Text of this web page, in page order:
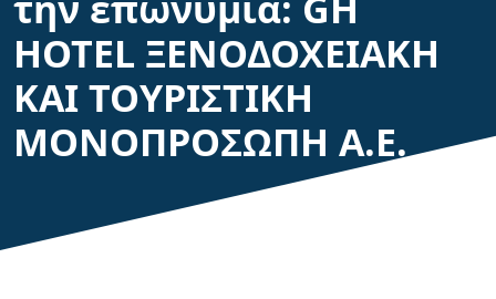
HOTEL ΞΕΝΟΔΟΧΕΙΑΚΗ
ΚΑΙ ΤΟΥΡΙΣΤΙΚΗ
ΜΟΝΟΠΡΟΣΩΠΗ Α.Ε.